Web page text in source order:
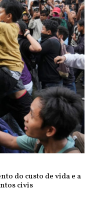
do custo de vida e a
civis